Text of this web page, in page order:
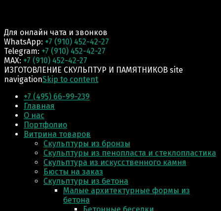
Для онлайн чата и звонков
WhatsApp: +7 (910) 452-42-27
Telegram: +7 (910) 452-42-27
MAX: +7 (910) 452-42-27
ИЗГОТОВЛЕНИЕ СКУЛЬПТУР И ПАМЯТНИКОВ site
navigationSkip to content
+7 (495) 66-99-239
Главная
О нас
Портфолио
Витрина товаров
Скульптуры из бронзы
Скульптуры из пенопласта и стеклопластика
Скульптура из искусственного камня
Бюсты на заказ
Скульптуры из бетона
Малые архитектурные формы из
бетона